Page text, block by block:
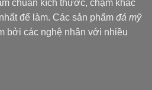
chuẩn kích thước, chạm khắc
để làm. Các sản phẩm đá mỹ
bởi các nghệ nhân với nhiều